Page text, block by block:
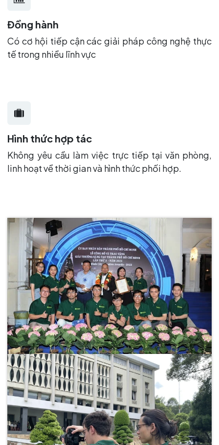
Đồng hành
Có cơ hội tiếp cận các giải pháp công nghệ thực
tế trong nhiều lĩnh vực
Hình thức hợp tác
Không yêu cầu làm việc trực tiếp tại văn phòng,
linh hoạt về thời gian và hình thức phối hợp.